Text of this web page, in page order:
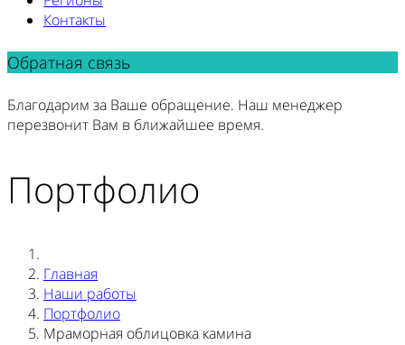
Контакты
Обратная связь
Благодарим за Ваше обращение. Наш менеджер
перезвонит Вам в ближайшее время.
Портфолио
Главная
Наши работы
Портфолио
Мраморная облицовка камина